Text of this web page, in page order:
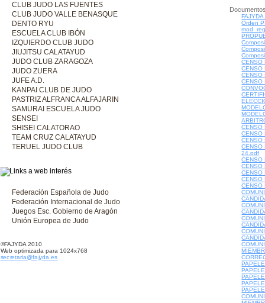
CLUB JUDO LAS FUENTES
CLUB JUDO VALLE BENASQUE
DENTO RYU
ESCUELA CLUB IBÓN
IZQUIERDO CLUB JUDO
JIUJITSU CALATAYUD
JUDO CLUB ZARAGOZA
JUDO ZUERA
JUFE A.D.
KANPAI CLUB DE JUDO
PASTRIZ ALFRANCA ALFAJARIN
SAMURAI ESCUELA JUDO
SENSEI
SHISEI CALATORAO
TEAM CRUZ CALATAYUD
TERUEL JUDO CLUB
Federación Española de Judo
Federación Internacional de Judo
Juegos Esc. Gobierno de Aragón
Unión Europea de Judo
©FAJYDA 2010
Web optimizada para 1024x768
secretaria@fajyda.es
Orden
CENSO
CENSO
CENSO
CENSO
CENSO
CENSO
CENSO
CENSO
24.pdf
CENSO
CENSO
CENSO
CENSO
CENSO